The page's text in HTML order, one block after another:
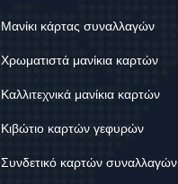
Μανίκι κάρτας συναλλαγών
Χρωματιστά μανίκια καρτών
Καλλιτεχνικά μανίκια καρτών
Κιβώτιο καρτών γεφυρών
Συνδετικό καρτών συναλλαγών